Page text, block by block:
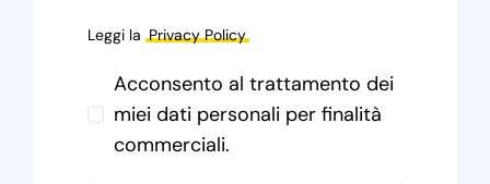
Leggi la Privacy Policy
Acconsento al trattamento dei
miei dati personali per finalità
commerciali.